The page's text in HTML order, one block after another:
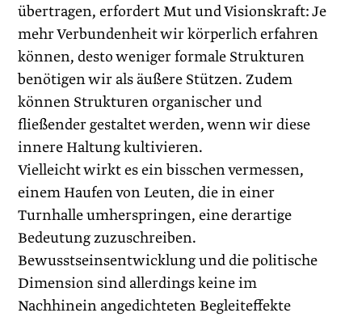
übertragen, erfordert Mut und Visionskraft: Je
mehr Verbundenheit wir körperlich erfahren
können, desto weniger formale Strukturen
benötigen wir als äußere Stützen. Zudem
können Strukturen organischer und
fließender gestaltet werden, wenn wir diese
innere Haltung kultivieren.
Vielleicht wirkt es ein bisschen vermessen,
einem Haufen von Leuten, die in einer
Turnhalle umherspringen, eine ­derartige
Bedeutung zuzuschreiben.
Bewusstseinsentwicklung und die poli­tische
Dimension sind allerdings keine im
Nachhinein angedichteten Begleiteffekte